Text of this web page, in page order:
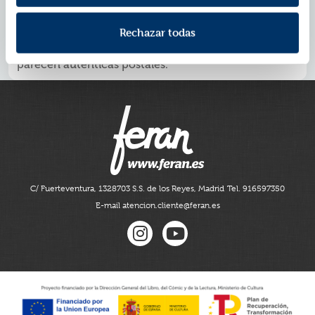
Rechazar todas
más prestigioso de EE. UU. desde 1950.
Las ilustraciones de icónicos monumentos europeos
parecen auténticas postales.
C/ Fuerteventura, 1328703 S.S. de los Reyes, Madrid Tel. 916597350
E-mail atencion.cliente@feran.es